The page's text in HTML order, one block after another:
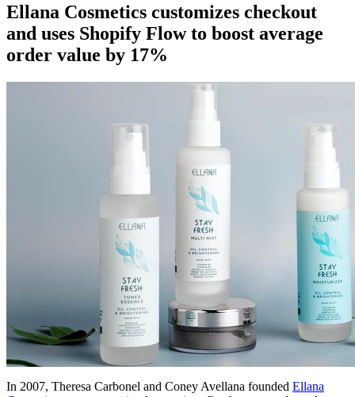
Ellana Cosmetics customizes checkout
and uses Shopify Flow to boost average
order value by 17%
In 2007, Theresa Carbonel and Coney Avellana founded Ellana